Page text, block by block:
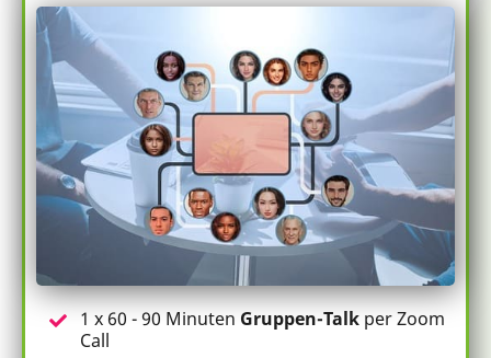
1 x 60 - 90 Minuten Gruppen-Talk per Zoom
Call